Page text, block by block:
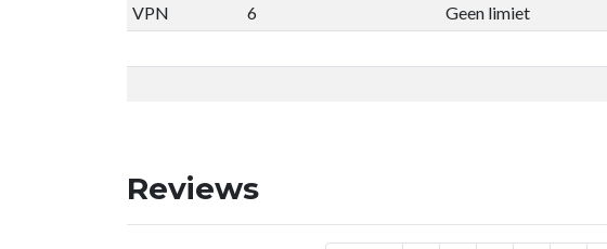
VPN
6 Geen limiet
Reviews